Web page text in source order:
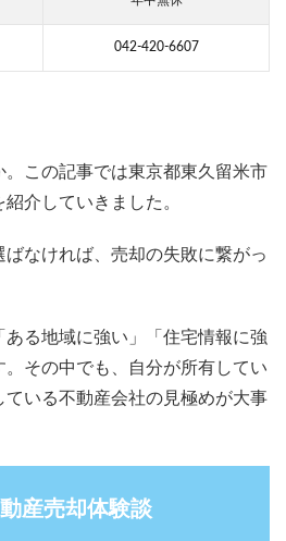
042-420-6607
この記事では東京都東久留米市
介していきました。
なければ、売却の失敗に繋がっ
る地域に強い」「住宅情報に強
その中でも、自分が所有してい
ている不動産会社の見極めが大事
産売却体験談